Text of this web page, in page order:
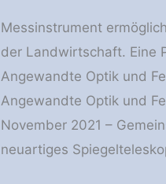
Messinstrument
der Landwirtschaft. Eine
Angewandte Optik und
Angewandte Optik und
November 2021 –
neuartiges